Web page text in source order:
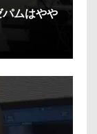
パムはやや